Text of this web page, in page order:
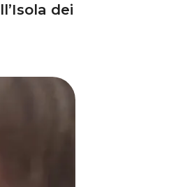
dei